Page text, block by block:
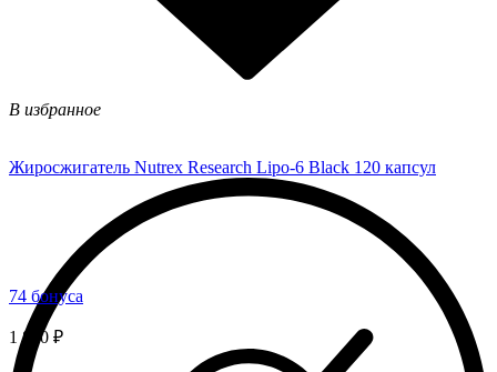
В избранное
Жиросжигатель Nutrex Research Lipo-6 Black 120 капсул
74 бонуса
1 850 ₽